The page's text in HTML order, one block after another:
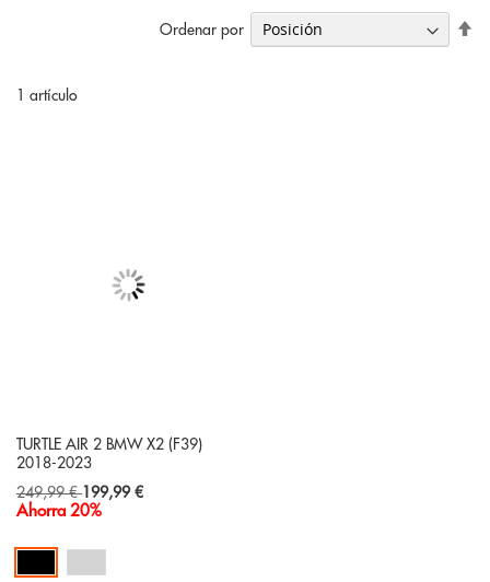
1 artículo
Ordenar por
TURTLE AIR 2 BMW X2 (F39)
2018-2023
249,99 € Special
Price
199,99 €
Ahorra 20%